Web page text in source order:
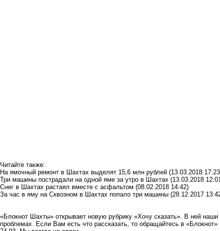
Читайте также:
На ямочный ремонт в Шахтах выделят 15,6 млн рублей (13.03.2018
Три машины пострадали на одной яме за утро в Шахтах (13.03.2018
Снег в Шахтах растаял вместе с асфальтом (08.02.2018 14:42)
За час в яму на Сквозном в Шахтах попало три машины (28.12.2017
«Блокнот Шахты» открывает новую рубрику «Хочу сказать». В ней
проблемах. Если Вам есть что рассказать, то обращайтесь в